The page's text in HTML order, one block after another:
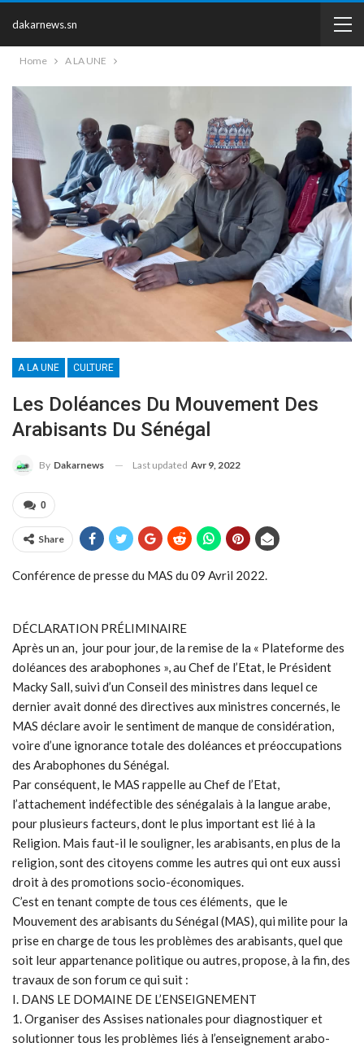
dakarnews.sn
Home A LA UNE
A LA UNE CULTURE
Les Doléances Du Mouvement Des
Arabisants Du Sénégal
By Dakarnews Last updated Avr 9, 2022
0
Share
Conférence de presse du MAS du 09 Avril 2022.
DÉCLARATION PRÉLIMINAIRE
Après un an, jour pour jour, de la remise de la « Plateforme des
doléances des arabophones », au Chef de l’Etat, le Président
Macky Sall, suivi d’un Conseil des ministres dans lequel ce
dernier avait donné des directives aux ministres concernés, le
MAS déclare avoir le sentiment de manque de considération,
voire d’une ignorance totale des doléances et préoccupations
des Arabophones du Sénégal.
Par conséquent, le MAS rappelle au Chef de l’Etat,
l’attachement indéfectible des sénégalais à la langue arabe,
pour plusieurs facteurs, dont le plus important est lié à la
Religion. Mais faut-il le souligner, les arabisants, en plus de la
religion, sont des citoyens comme les autres qui ont eux aussi
droit à des promotions socio-économiques.
C’est en tenant compte de tous ces éléments, que le
Mouvement des arabisants du Sénégal (MAS), qui milite pour la
prise en charge de tous les problèmes des arabisants, quel que
soit leur appartenance politique ou autres, propose, à la fin, des
travaux de son forum ce qui suit :
I. DANS LE DOMAINE DE L’ENSEIGNEMENT
1. Organiser des Assises nationales pour diagnostiquer et
solutionner tous les problèmes liés à l’enseignement arabo-